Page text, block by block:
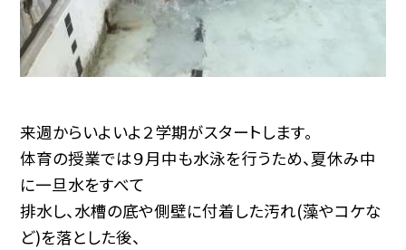
来週からいよいよ２学期がスタートします。
体育の授業では９月中も水泳を行うため、夏休み中
に一旦水をすべて
排水し、水槽の底や側壁に付着した汚れ(藻やコケな
ど)を落とした後、